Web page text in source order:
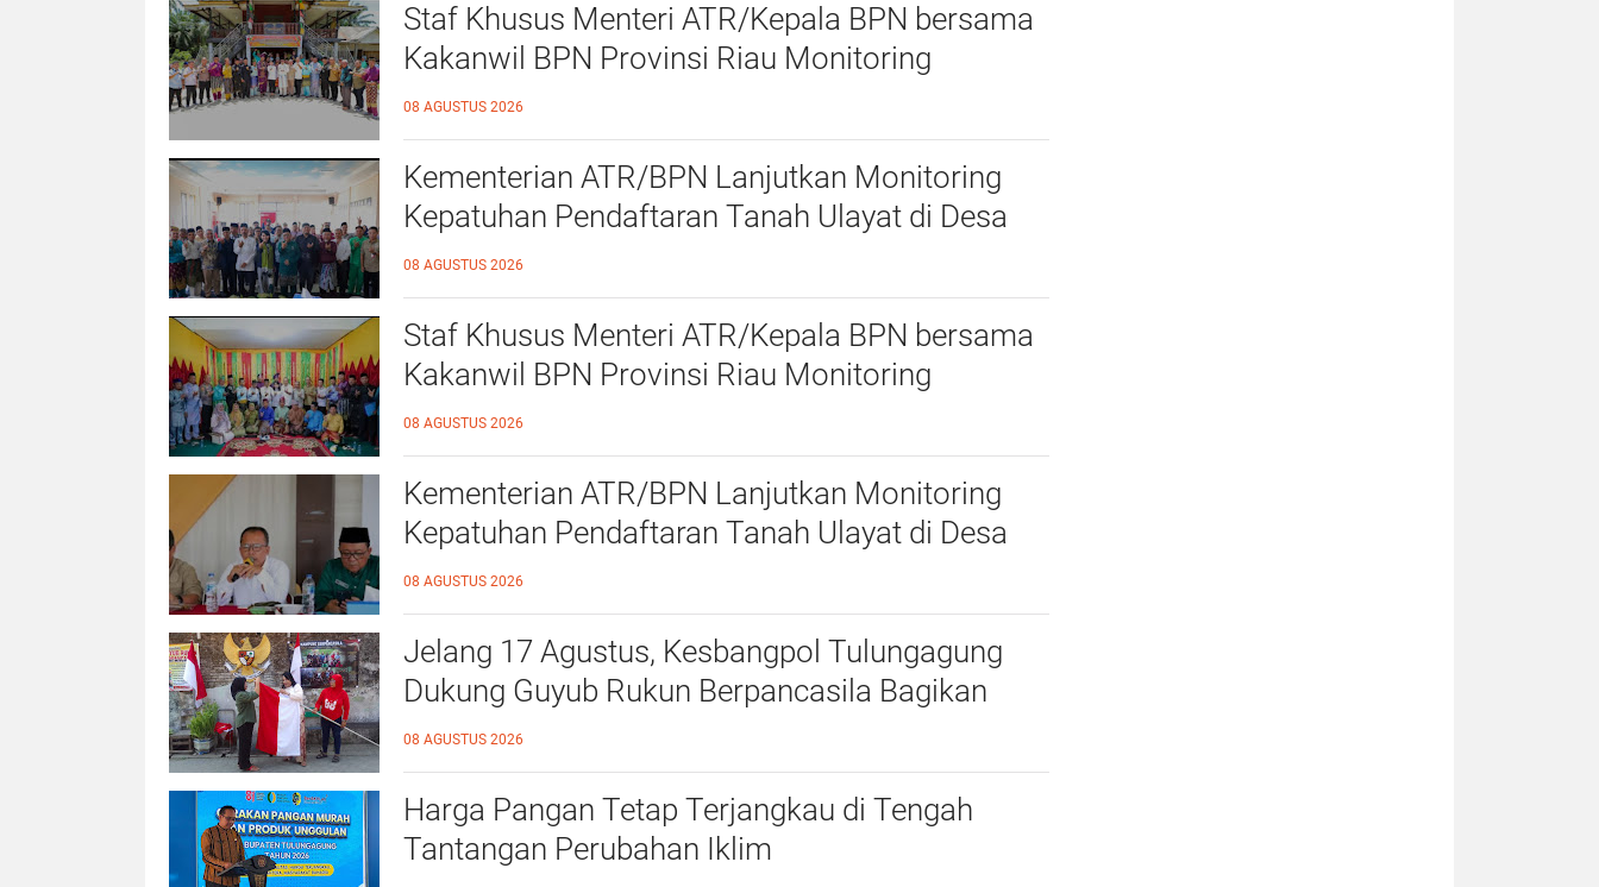
Staf Khusus Menteri ATR/Kepala BPN bersama
Kakanwil BPN Provinsi Riau Monitoring
Kepatuhan Pendaftaran Tanah Ulayat di Kubu,
Rokan Hilir
08 AGUSTUS 2026
Kementerian ATR/BPN Lanjutkan Monitoring
Kepatuhan Pendaftaran Tanah Ulayat di Desa
Langgam, Kabupaten Pelalawan
08 AGUSTUS 2026
Staf Khusus Menteri ATR/Kepala BPN bersama
Kakanwil BPN Provinsi Riau Monitoring
Kepatuhan Pendaftaran Tanah Ulayat di Kubu,
Rokan Hilir
08 AGUSTUS 2026
Kementerian ATR/BPN Lanjutkan Monitoring
Kepatuhan Pendaftaran Tanah Ulayat di Desa
Langgam, Kabupaten Pelalawan
08 AGUSTUS 2026
Jelang 17 Agustus, Kesbangpol Tulungagung
Dukung Guyub Rukun Berpancasila Bagikan
Bendera Merah Putih kepada Warga
08 AGUSTUS 2026
Harga Pangan Tetap Terjangkau di Tengah
Tantangan Perubahan Iklim